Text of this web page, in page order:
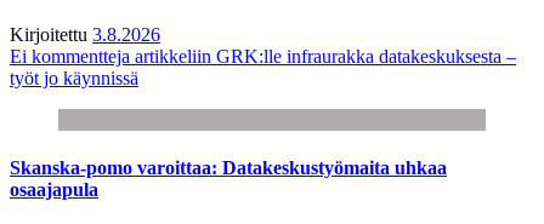
Kirjoitettu 3.8.2026
Ei kommentteja artikkeliin GRK:lle infraurakka datakeskuksesta –
työt jo käynnissä
Skanska-pomo varoittaa: Datakeskustyömaita uhkaa
osaajapula